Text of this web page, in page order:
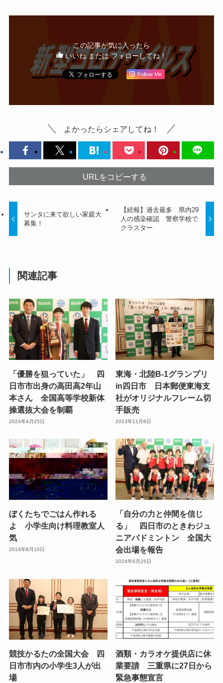
この記事が気に入ったら
いいね または フォローしてね！
Follow Me
よかったらシェアしてね！
URLをコピーする
サンタに来て欲しい家庭大
募集！
【続報】過去最多 県内29
人の感染確認 警察学校で
クラスター
関連記事
「優勝を狙っていた」 四
日市市出身の高田高2年山
本さん 全国高等学校新体
操選抜大会を制覇
2024年4月25日
東海・北陸B-1グランプリ
in四日市 日本郵便東海支
社がオリジナルフレーム切
手販売
2023年11月6日
ぼくたちでごはん作れる
よ 小学生向け料理教室人
気
2019年8月16日
「自分の力と仲間を信じ
る」 四日市のときわジュ
ニアバドミントン 全国大
会出場を報告
2024年6月25日
競技かるたの全国大会 四
日市市内の小学生3人が出
場
酒類・カラオケ提供店に休
業要請 三重県に27日から
緊急事態宣言